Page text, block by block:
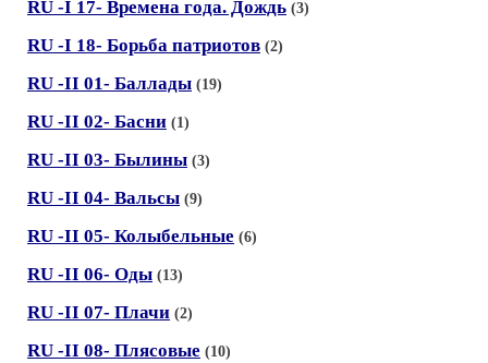
RU -I 17- Времена года. Дождь (3)
RU -I 18- Борьба патриотов (2)
RU -II 01- Баллады (19)
RU -II 02- Басни (1)
RU -II 03- Былины (3)
RU -II 04- Вальсы (9)
RU -II 05- Колыбельные (6)
RU -II 06- Оды (13)
RU -II 07- Плачи (2)
RU -II 08- Плясовые (10)